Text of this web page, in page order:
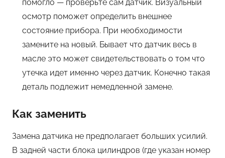
помогло — проверьте сам датчик. Визуальный
осмотр поможет определить внешнее
состояние прибора. При необходимости
замените на новый. Бывает что датчик весь в
масле это может свидетельствовать о том что
утечка идет именно через датчик. Конечно такая
деталь подлежит немедленной замене.
Как заменить
Замена датчика не предполагает больших усилий.
В задней части блока цилиндров (где указан номер